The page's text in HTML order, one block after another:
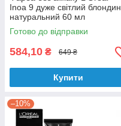
Inoa 9 дуже світлий блондин
натуральний 60 мл
Готово до відправки
584,10 ₴ 649 ₴
Купити
–10%